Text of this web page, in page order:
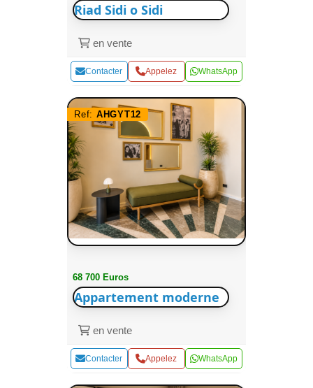
Riad Sidi o Sidi
en vente
Contacter Appelez WhatsApp
Ref: AHGYT12
68 700 Euros
Appartement moderne
en vente
Contacter Appelez WhatsApp